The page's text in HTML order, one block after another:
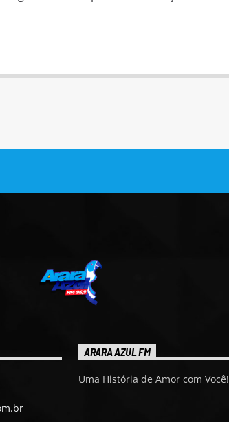
ARARA AZUL FM
Uma História de Amor com Você!